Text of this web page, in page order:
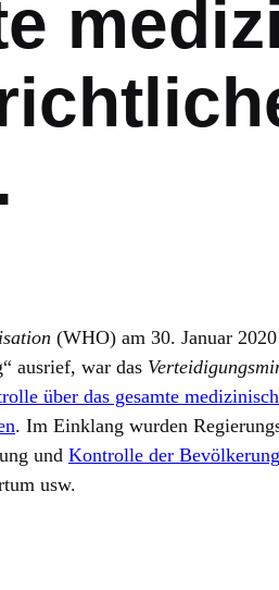
(WHO) am 30. Januar
ausrief, war das
über das gesamte
. Im Einklang wurden
und Kontrolle der
usw.